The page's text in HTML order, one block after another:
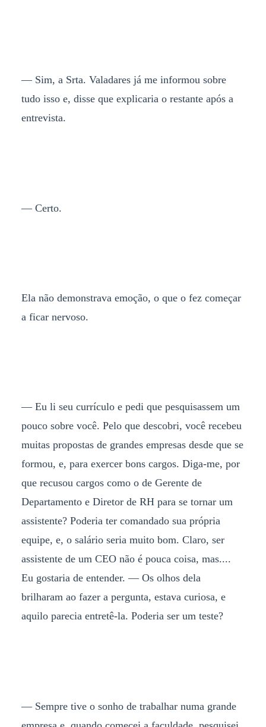
— Sim, a Srta. Valadares já me informou sobre
tudo isso e, disse que explicaria o restante após a
entrevista.
— Certo.
Ela não demonstrava emoção, o que o fez começar
a ficar nervoso.
— Eu li seu currículo e pedi que pesquisassem um
pouco sobre você. Pelo que descobri, você recebeu
muitas propostas de grandes empresas desde que se
formou, e, para exercer bons cargos. Diga-me, por
que recusou cargos como o de Gerente de
Departamento e Diretor de RH para se tornar um
assistente? Poderia ter comandado sua própria
equipe, e, o salário seria muito bom. Claro, ser
assistente de um CEO não é pouca coisa, mas....
Eu gostaria de entender. — Os olhos dela
brilharam ao fazer a pergunta, estava curiosa, e
aquilo parecia entretê-la. Poderia ser um teste?
— Sempre tive o sonho de trabalhar numa grande